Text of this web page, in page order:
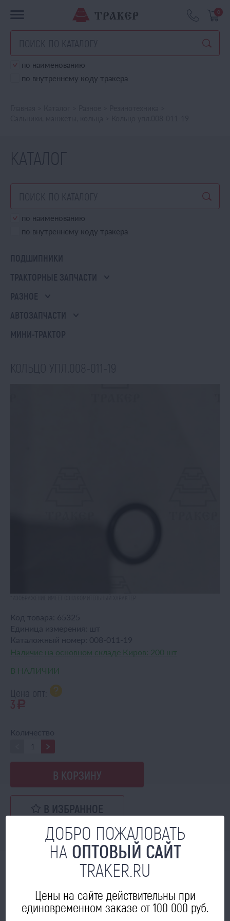
0
по наименованию
по внутреннему коду тракера
КАТАЛОГ
по наименованию
по внутреннему коду тракера
ПОДШИПНИКИ
ТРАКТОРНЫЕ ЗАПЧАСТИ
РАЗНОЕ
АВТОЗАПЧАСТИ
МИНИ-ТРАКТОР
КОЛЬЦО УПЛ.008-011-19
Код товара: 65325
Единица измерения:
шт
Каталожный номер: 008-011-19
Наличие на основном складе Киров: 200 шт
В НАЛИЧИИ
Цена опт:
3 a
Количество
В КОРЗИНУ
В ИЗБРАННОЕ
МОЖЕТ ПРИГОДИТЬСЯ
ДОБРО ПОЖАЛОВАТЬ
НА ОПТОВЫЙ САЙТ
TRAKER.RU
Цены на сайте действительны при
единовременном заказе от 100 000 руб.